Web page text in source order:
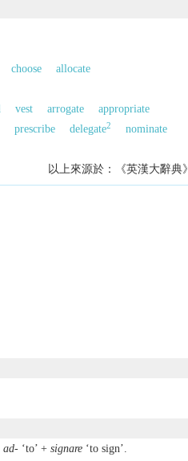
choose
allocate
vest arrogate
appropriate
prescribe delegate2
nominate
以上來源於：《英漢大辭典》
ad-‘to’ + signare‘to sign’.